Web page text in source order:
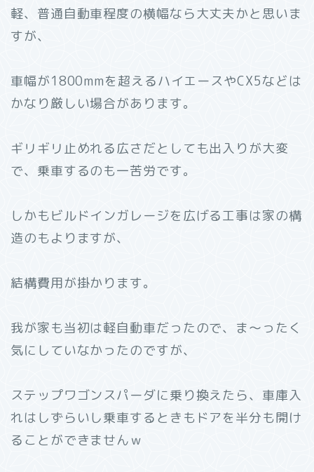
軽、普通自動車程度の横幅なら大丈夫かと思いま
すが、
車幅が1800mmを超えるハイエースやCX5などは
かなり厳しい場合があります。
ギリギリ止めれる広さだとしても出入りが大変
で、乗車するのも一苦労です。
しかもビルドインガレージを広げる工事は家の構
造のもよりますが、
結構費用が掛かります。
我が家も当初は軽自動車だったので、ま～ったく
気にしていなかったのですが、
ステップワゴンスパーダに乗り換えたら、車庫入
れはしずらいし乗車するときもドアを半分も開け
ることができませんｗ